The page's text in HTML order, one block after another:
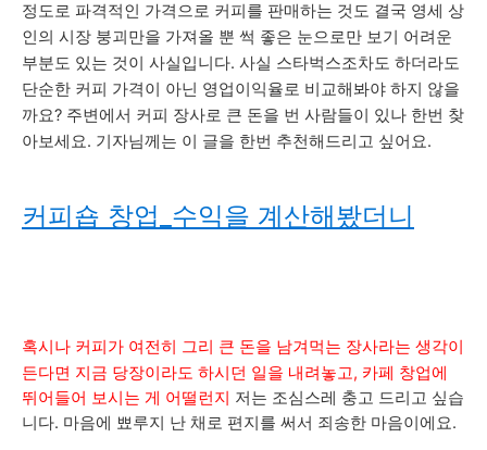
정도로 파격적인 가격으로 커피를 판매하는 것도 결국 영세 상
인의 시장 붕괴만을 가져올 뿐 썩 좋은 눈으로만 보기 어려운
부분도 있는 것이 사실입니다. 사실 스타벅스조차도 하더라도
단순한 커피 가격이 아닌 영업이익율로 비교해봐야 하지 않을
까요? 주변에서 커피 장사로 큰 돈을 번 사람들이 있나 한번 찾
아보세요. 기자님께는 이 글을 한번 추천해드리고 싶어요.
커피숍 창업 _수익을 계산해봤더니
혹시나 커피가 여전히 그리 큰 돈을 남겨먹는 장사라는 생각이
든다면 지금 당장이라도 하시던 일을 내려놓고, 카페 창업에
뛰어들어 보시는 게 어떨런지 저는 조심스레 충고 드리고 싶습
니다. 마음에 뾰루지 난 채로 편지를 써서 죄송한 마음이에요.